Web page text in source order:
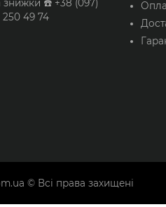
знижки ☎️ +38 (097)
49 74
© Всі права захищені